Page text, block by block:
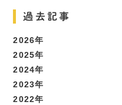
過去記事
2026年
2025年
2024年
2023年
2022年